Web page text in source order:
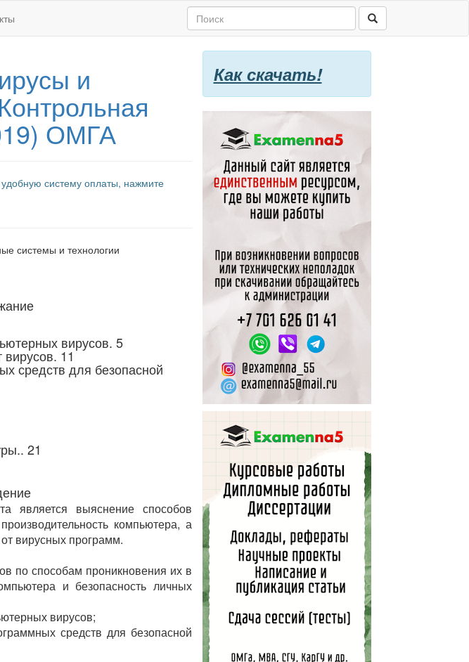
и
ОМГА
систему оплаты, нажмите
системы и технологии
вирусов. 5
11
средств для безопасной
21
является выяснение способов
компьютера, а
вирусных программ.
по способам проникновения их в
и безопасность личных
вирусов;
средств для безопасной
Как скачать!